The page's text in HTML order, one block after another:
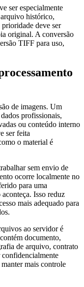
ser especialmente
histórico,
deve ser
original. A conversão
TIFF para uso,
de imagens. Um
profissionais,
ou conteúdo interno
ser feita
o material é
sem envio de
ocorre localmente no
para uma
Isso reduz
mais adequado para
ao servidor é
documento,
de arquivo, contrato
mais controle